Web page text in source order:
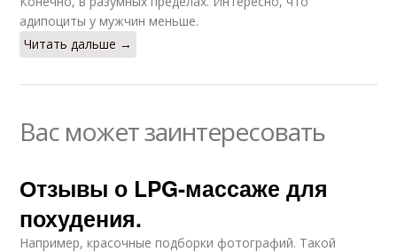
адипоциты у мужчин меньше.
Читать дальше →
Вас может заинтересовать
Отзывы о LPG-массаже для
похудения.
Например, красочные подборки фотографий. Такой